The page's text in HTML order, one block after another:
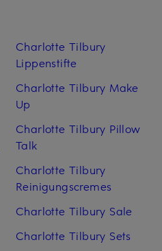
Charlotte Tilbury
Lippenstifte
Charlotte Tilbury Make
Up
Charlotte Tilbury Pillow
Talk
Charlotte Tilbury
Reinigungscremes
Charlotte Tilbury Sale
Charlotte Tilbury Sets